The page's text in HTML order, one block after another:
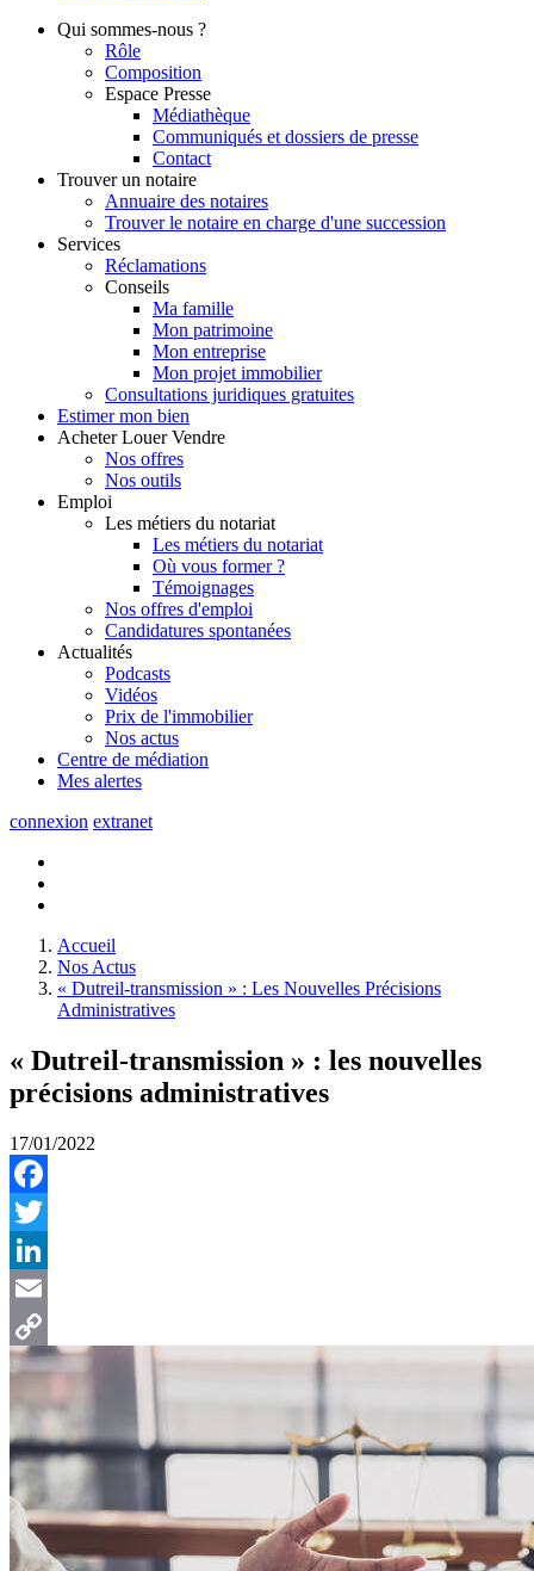
Qui sommes-nous ?
Rôle
Composition
Espace Presse
Médiathèque
Communiqués et dossiers de presse
Contact
Trouver un notaire
Annuaire des notaires
Trouver le notaire en charge d'une succession
Services
Réclamations
Conseils
Ma famille
Mon patrimoine
Mon entreprise
Mon projet immobilier
Consultations juridiques gratuites
Estimer mon bien
Acheter Louer Vendre
Nos offres
Nos outils
Emploi
Les métiers du notariat
Les métiers du notariat
Où vous former ?
Témoignages
Nos offres d'emploi
Candidatures spontanées
Actualités
Podcasts
Vidéos
Prix de l'immobilier
Nos actus
Centre de médiation
Mes alertes
connexion extranet
Accueil
Nos Actus
« Dutreil-transmission » : Les Nouvelles Précisions
Administratives
« Dutreil-transmission » : les nouvelles
précisions administratives
17/01/2022
Facebook
Twitter
LinkedIn
Email
Copy